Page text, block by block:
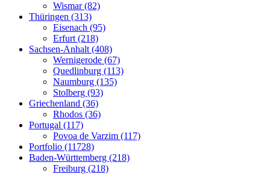
Wismar (82)
Thüringen (313)
Eisenach (95)
Erfurt (218)
Sachsen-Anhalt (408)
Wernigerode (67)
Quedlinburg (113)
Naumburg (135)
Stolberg (93)
Griechenland (36)
Rhodos (36)
Portugal (117)
Povoa de Varzim (117)
Portfolio (11728)
Baden-Württemberg (218)
Freiburg (218)